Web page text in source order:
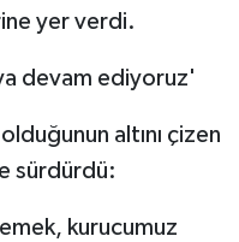
yer verdi.
devam ediyoruz'
altını çizen
sürdürdü:
kurucumuz